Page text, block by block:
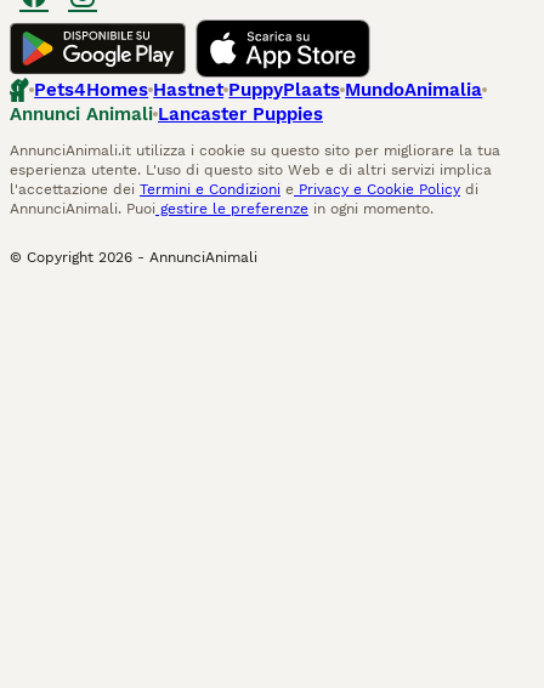
Pets4Homes Hastnet PuppyPlaats MundoAnimalia
Annunci Animali Lancaster Puppies
AnnunciAnimali.it utilizza i cookie su questo sito per migliorare la tua
esperienza utente. L'uso di questo sito Web e di altri servizi implica
l'accettazione dei Termini e Condizioni e Privacy e Cookie Policy di
AnnunciAnimali. Puoi gestire le preferenze in ogni momento.
© Copyright 2026 - AnnunciAnimali